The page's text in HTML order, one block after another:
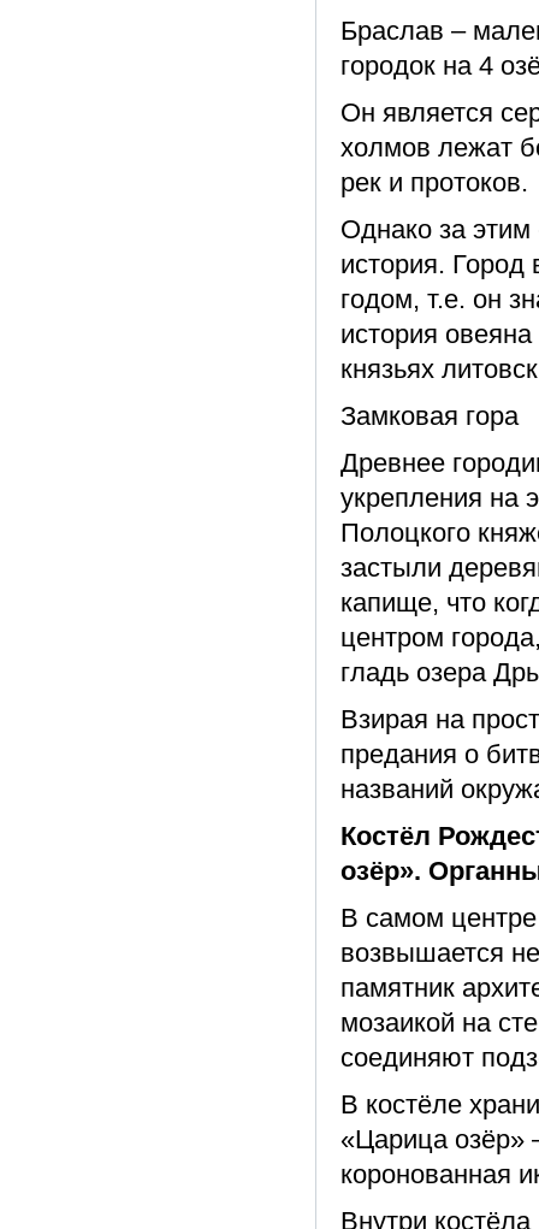
Браслав –
городок на 4
Он является
холмов лежат
рек и протоков.
Однако за
история. Город
годом, т.е. он
история
князьях
Замковая гора
Древнее
укрепления на
Полоцкого
застыли
капище, что
центром
гладь озера
Взирая на
предания о
названий
Костёл
озёр».
В самом
возвышается
памятник
мозаикой на
соединяют
В костёле
«Царица озёр»
коронованная
Внутри